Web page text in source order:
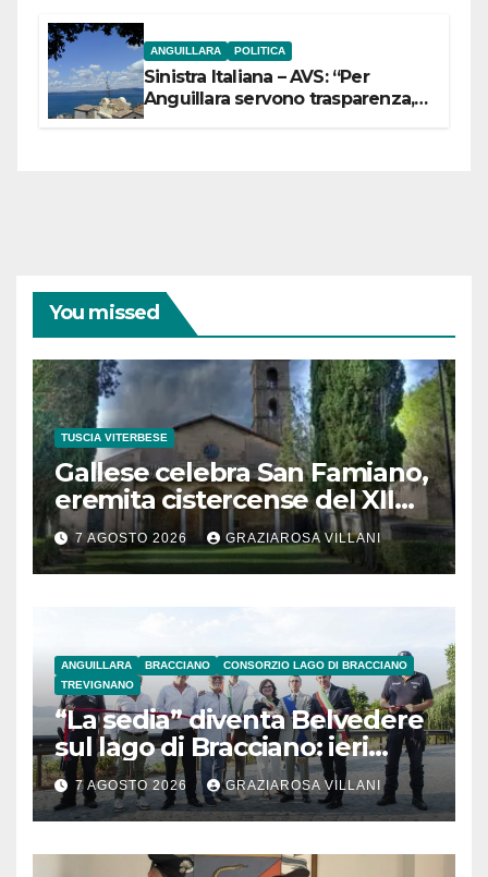
ANGUILLARA POLITICA
Sinistra Italiana – AVS: “Per
Anguillara servono trasparenza,
You missed
TUSCIA VITERBESE
Gallese celebra San Famiano,
eremita cistercense del XII
secolo
7 AGOSTO 2026 GRAZIAROSA VILLANI
ANGUILLARA BRACCIANO
CONSORZIO LAGO DI BRACCIANO
TREVIGNANO
“La sedia” diventa Belvedere
sul lago di Bracciano: ieri
l’inaugurazione
7 AGOSTO 2026 GRAZIAROSA VILLANI